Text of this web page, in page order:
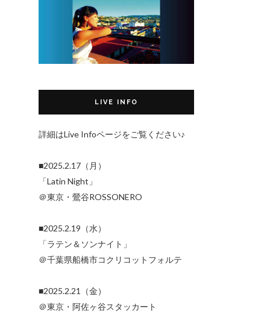
LIVE INFO
詳細はLive Infoページをご覧ください♪
■2025.2.17（月）
「Latin Night」
＠東京・鶯谷ROSSONERO
■2025.2.19（水）
「ラテン＆ソンナイト」
＠千葉県船橋市コクリコットフォルテ
■2025.2.21（金）
＠東京・阿佐ヶ谷スタッカート